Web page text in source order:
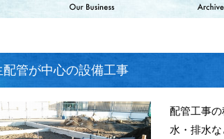
配管が中心の設備工事
配管工事
水・排水